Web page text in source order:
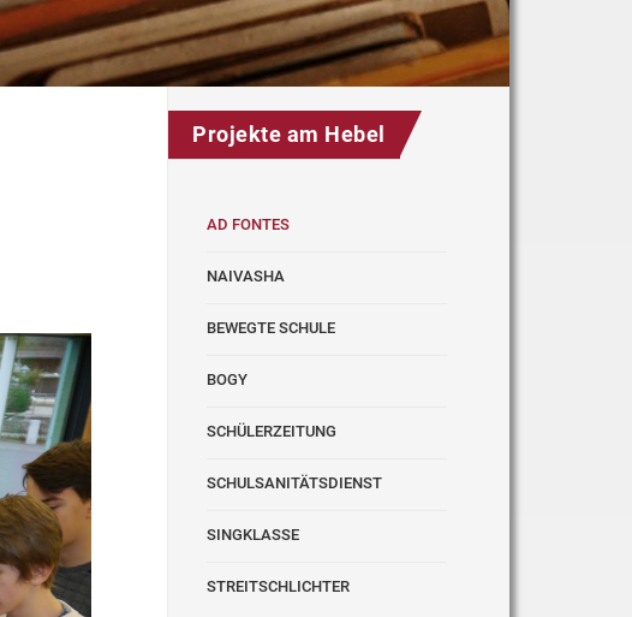
Projekte am Hebel
AD FONTES
NAIVASHA
BEWEGTE SCHULE
BOGY
SCHÜLERZEITUNG
SCHULSANITÄTSDIENST
SINGKLASSE
STREITSCHLICHTER